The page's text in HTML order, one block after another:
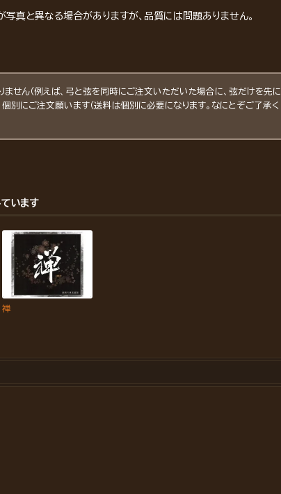
真と異なる場合がありますが、品質には問題ありません。
せん（例えば、弓と弦を同時にご注文いただいた場合に、弦だけを先に
別にご注文願います（送料は個別に必要になります。なにとぞご了承く
います
禅